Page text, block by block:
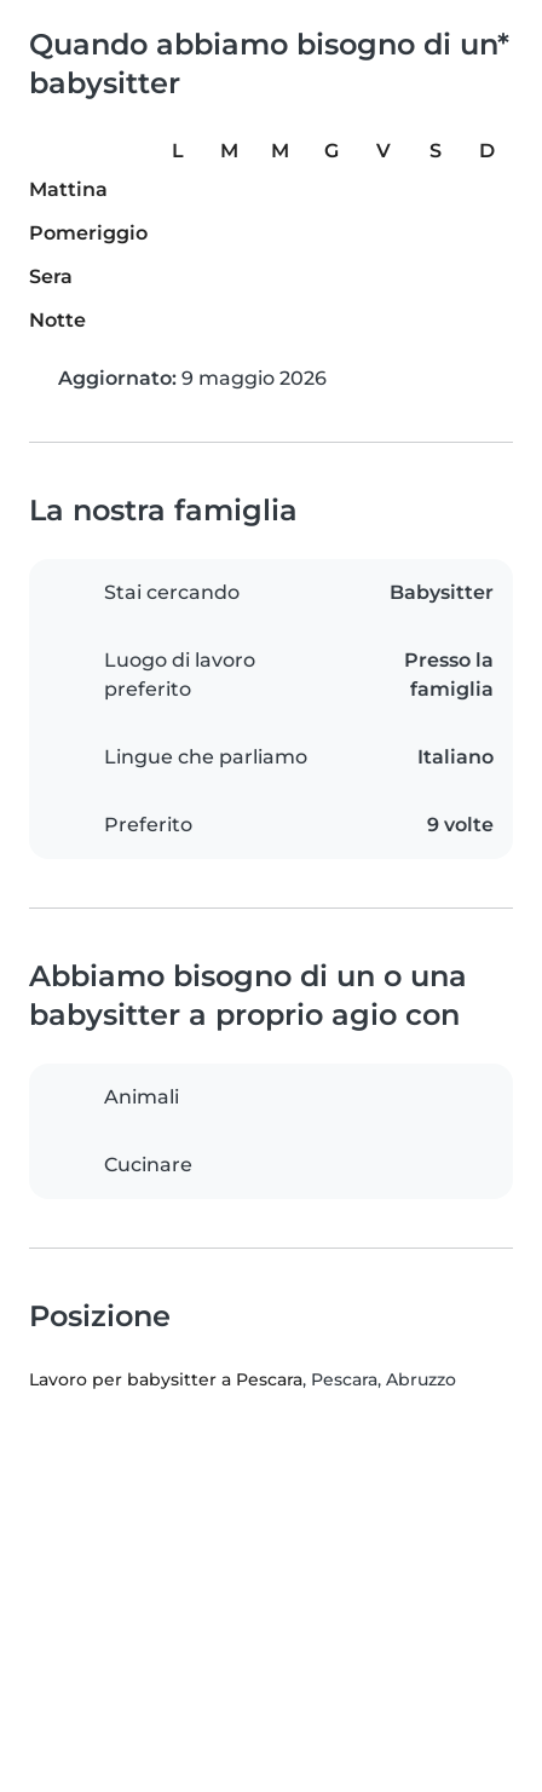
Quando abbiamo bisogno di un*
babysitter
L M M G V S
D
Mattina
Pomeriggio
Sera
Notte
Aggiornato: 9 maggio 2026
La nostra famiglia
Stai cercando Babysitter
Luogo di lavoro
preferito
Presso la
famiglia
Lingue che parliamo Italiano
Preferito 9 volte
Abbiamo bisogno di un o una
babysitter a proprio agio con
Animali
Cucinare
Posizione
Lavoro per babysitter a Pescara, Pescara, Abruzzo